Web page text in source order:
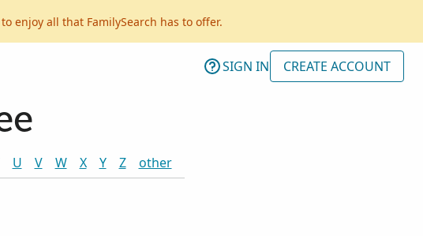
to enjoy all that FamilySearch has to offer.
SIGN IN CREATE ACCOUNT
U V W X Y Z other